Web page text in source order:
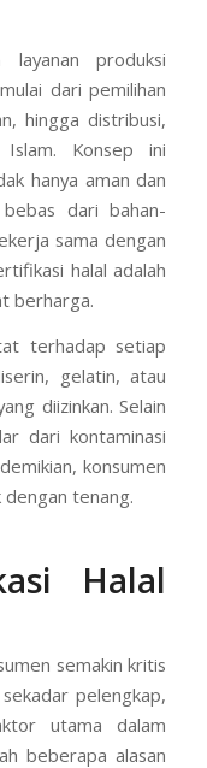
layanan produksi
dari pemilihan
hingga distribusi,
Islam. Konsep ini
hanya aman dan
dari bahan-
sama dengan
halal adalah
berharga.
terhadap setiap
gelatin, atau
diizinkan. Selain
dari kontaminasi
konsumen
tenang.
Halal
semakin kritis
pelengkap,
utama dalam
beberapa alasan